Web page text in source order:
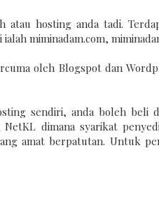
atau hosting anda tadi.
miminadam.com,
oleh Blogspot dan
sendiri, anda boleh beli
dimana syarikat
amat berpatutan. Untuk